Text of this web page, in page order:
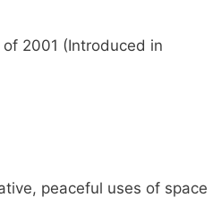
2001 (Introduced in
peaceful uses of space